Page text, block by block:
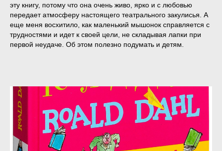
эту книгу, потому что она очень живо, ярко и с любовью
передает атмосферу настоящего театрального закулисья. А
еще меня восхитило, как маленький мышонок справляется с
трудностями и идет к своей цели, не складывая лапки при
первой неудаче. Об этом полезно подумать и детям.